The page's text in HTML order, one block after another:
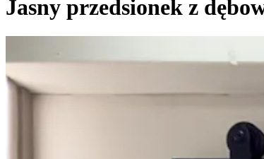
Jasny przedsionek z